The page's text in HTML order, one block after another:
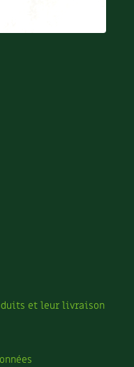
et leur livraison